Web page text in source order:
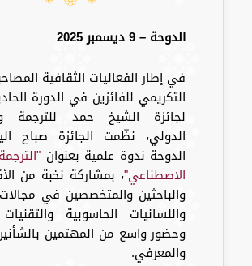
الدوحة – 9 ديسمبر 2025
في إطار الفعاليات الثقافية
التكريمي للفائزين في الدورة
لجائزة الشيخ حمد للترجمة
الدولي، نظّمت الجائزة صباح
الدوحة ندوة علمية بعنوان
الاصطناعي"، بمشاركة نخبة من
والباحثين والمتخصصين في
واللسانيات الحاسوبية
وحضور واسع من المهتمين
والمعرفي.